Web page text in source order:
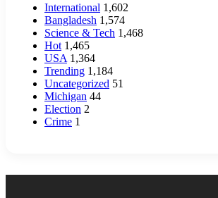
International 1,602
Bangladesh 1,574
Science & Tech 1,468
Hot 1,465
USA 1,364
Trending 1,184
Uncategorized 51
Michigan 44
Election 2
Crime 1